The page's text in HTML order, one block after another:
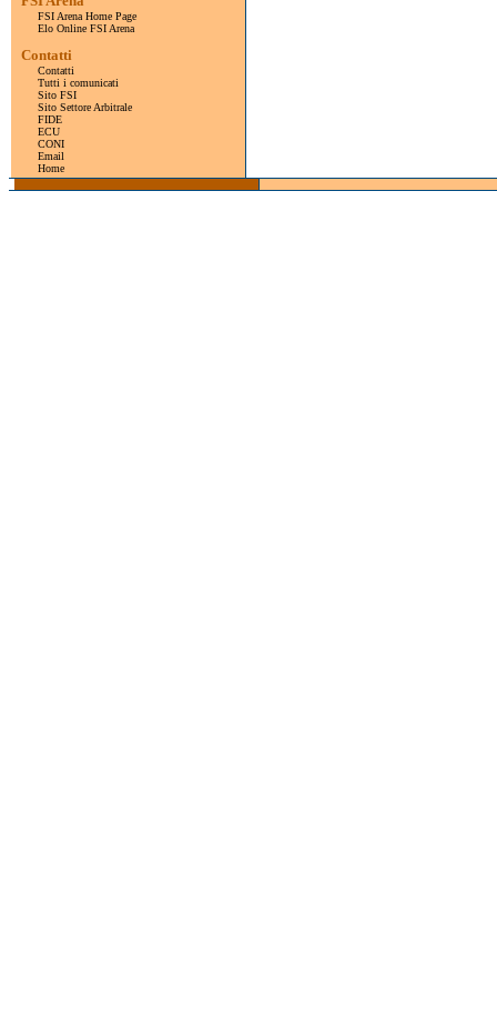
FSI Arena Home Page
Elo Online FSI Arena
Contatti
Contatti
Tutti i comunicati
Sito FSI
Sito Settore Arbitrale
FIDE
ECU
CONI
Email
Home